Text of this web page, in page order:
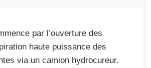
par l’ouverture des
haute puissance des
via un camion hydrocureur.